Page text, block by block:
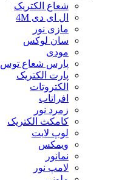
شعاع الکتریک
ال ای دی 4M
مازی نور
سان لوکس
مودی
پارس شعاع توس
پارت الکتریک
الکتروتات
افراتاب
زمرد نور
کامکث الکتریک
لوپ لایت
ویمکس
نمانور
لامپ نور